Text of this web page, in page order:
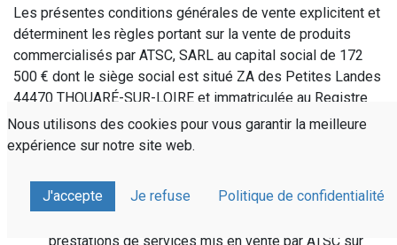
Les présentes conditions générales de vente explicitent et
déterminent les règles portant sur la vente de produits
commercialisés par ATSC, SARL au capital social de 172
500 € dont le siège social est situé ZA des Petites Landes
44470 THOUARÉ-SUR-LOIRE et immatriculée au Registre
du Commerce et des sociétés de Nantes sous le numéro
380 243 790 00017, auprès de ses clients professionnels
www.atsc.fr.
Par convention on retiendra les définitions suivantes :
prestations de services mis en vente par ATSC sur
Nous utilisons des cookies pour vous garantir la meilleure
expérience sur notre site web.
J'accepte Je refuse Politique de confidentialité